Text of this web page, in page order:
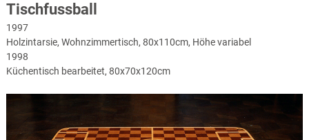
Tischfussball
1997
Holzintarsie, Wohnzimmertisch, 80x110cm, Höhe variabel
1998
Küchentisch bearbeitet, 80x70x120cm